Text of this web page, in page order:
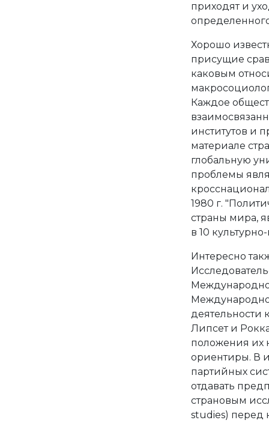
приходят и
Хорошо
присущие
каковым
Каждое
институтов и
материале
глобальную
проблемы
1980 г.
страны мира,
в 10
Интересно
деятельности
Липсет и
положения их
ориентиры. В
партийных
отдавать
страновым
studies) перед